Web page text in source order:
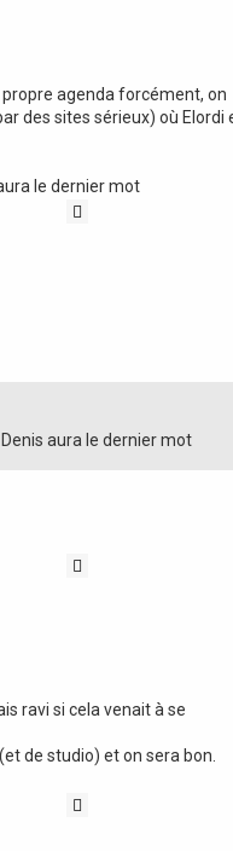
agenda forcément, on
des sites sérieux) où Elordi
le dernier mot
aura le dernier mot
ravi si cela venait à se
de studio) et on sera bon.